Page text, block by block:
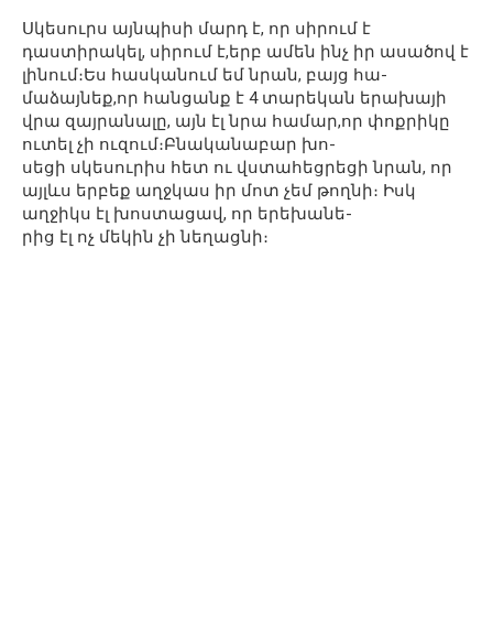
Սկեսուրս այնպիսի մարդ է, որ սիրում է
դաստիրակել, սիրում է,երբ ամեն ինչ իր ասածով է
լինում։Ես հասկանում եմ նրան, բայց հա-
մաձայնեք,որ հանցանք է 4 տարեկան երախայի
վրա զայրանալը, այն էլ նրա համար,որ փոքրիկը
ուտել չի ուզում։Բնականաբար խո-
սեցի սկեսուրիս հետ ու վստահեցրեցի նրան, որ
այլևս երբեք աղջկաս իր մոտ չեմ թողնի։ Իսկ
աղջիկս էլ խոստացավ, որ երեխանե-
րից էլ ոչ մեկին չի նեղացնի։